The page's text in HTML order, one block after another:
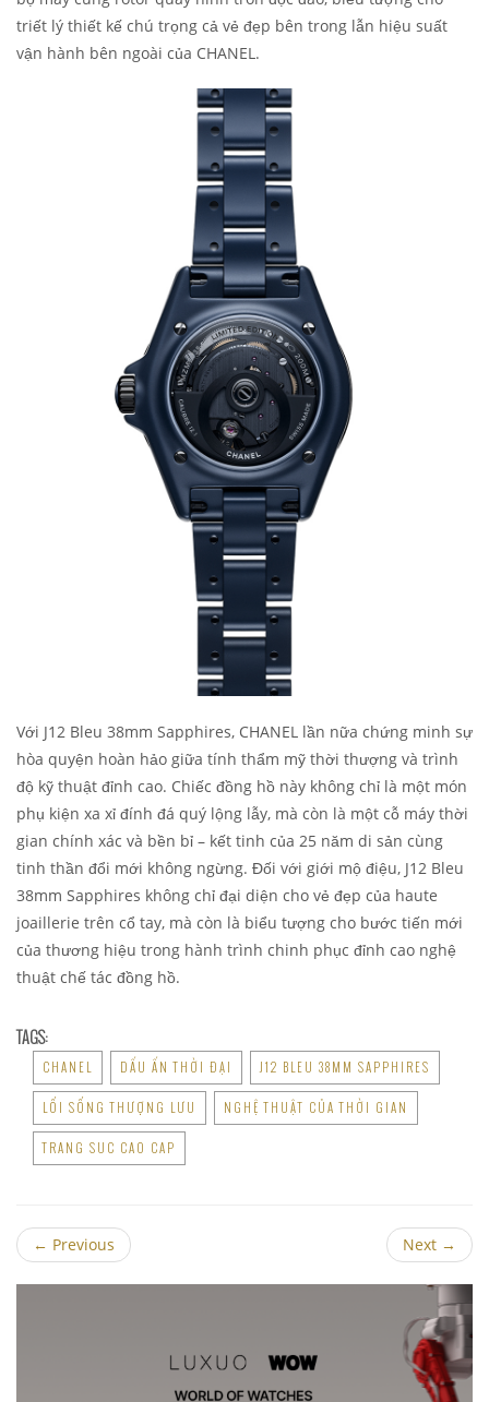
triết lý thiết kế chú trọng cả vẻ đẹp bên trong lẫn hiệu suất
vận hành bên ngoài của CHANEL.
Với J12 Bleu 38mm Sapphires, CHANEL lần nữa chứng minh sự
hòa quyện hoàn hảo giữa tính thẩm mỹ thời thượng và trình
độ kỹ thuật đỉnh cao. Chiếc đồng hồ này không chỉ là một món
phụ kiện xa xỉ đính đá quý lộng lẫy, mà còn là một cỗ máy thời
gian chính xác và bền bỉ – kết tinh của 25 năm di sản cùng
tinh thần đổi mới không ngừng. Đối với giới mộ điệu, J12 Bleu
38mm Sapphires không chỉ đại diện cho vẻ đẹp của haute
joaillerie trên cổ tay, mà còn là biểu tượng cho bước tiến mới
của thương hiệu trong hành trình chinh phục đỉnh cao nghệ
thuật chế tác đồng hồ.
TAGS:
CHANEL DẤU ẤN THỜI ĐẠI J12 BLEU 38MM SAPPHIRES
LỐI SỐNG THƯỢNG LƯU NGHỆ THUẬT CỦA THỜI GIAN
TRANG SUC CAO CAP
← Previous Next →